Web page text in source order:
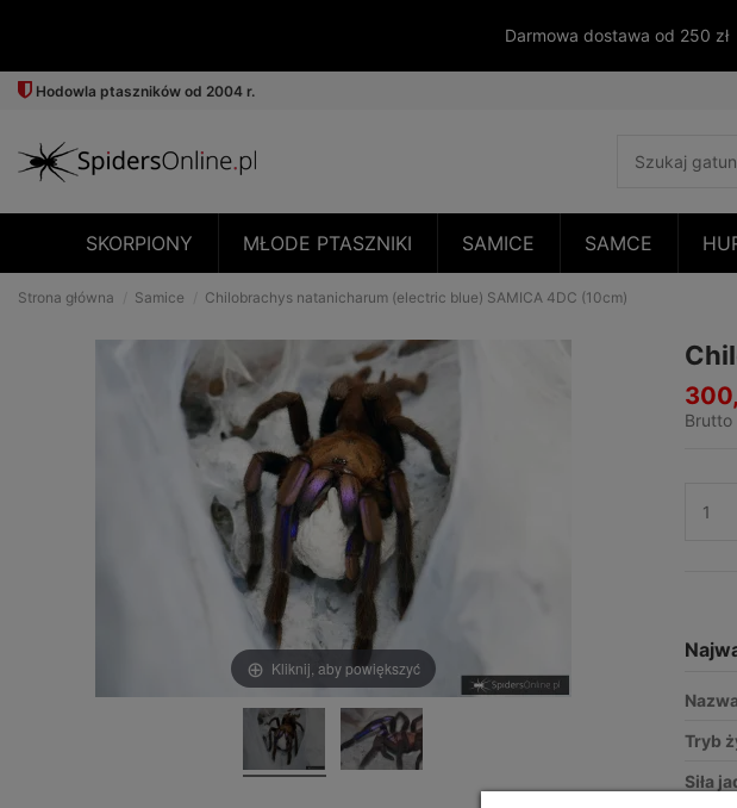
Darmowa dostawa od 250 zł
Hodowla ptaszników od 2004 r.
SKORPIONY MŁODE PTASZNIKI SAMICE SAMCE
Strona główna Samice Chilobrachys natanicharum (electric blue) SAMICA 4DC (10cm)
Kliknij, aby powiększyć
Brutto
Tryb
Siła